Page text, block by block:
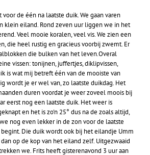
de één na laatste duik. We gaan varen
klein eiland. Rond zeven uur liggen we in het
Veel mooie koralen, veel vis. We zien een
die heel rustig en gracieus voorbij zwemt. Er
die bulken van het leven.Overal
vissen: tonijnen, juffertjes, diklipvissen,
is wat mij betreft één van de mooiste van
wordt je er wel van, zo laatste duikdag. Het
duren voordat je weer zoveel moois bij
eerst nog een laatste duik. Het weer is
en het is zo'n 25° dus na de zoals altijd,
nog even lekker in de zon voor de laatste
Die duik wordt ook bij het eilandje Umm
op de kop van het eiland zelf. Uitgezwaaid
we. Frits heeft gisterenavond 3 uur aan